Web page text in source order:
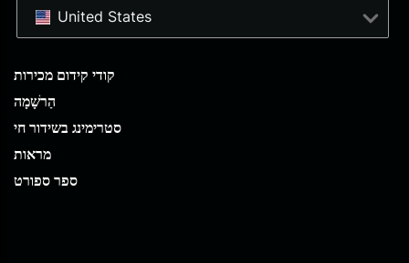
קודי קידום מכירות
הַרשָׁמָה
סטרימינג בשידור חי
מראות
ספר ספורט
United States